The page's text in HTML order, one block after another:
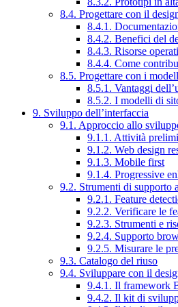
8.4. Progettare con il
8.4.1.
8.4.2. Benefici del
8.4.3. Risorse
8.4.4. Come
8.5. Progettare con i
8.5.1. Vantaggi
8.5.2. I modelli di
9. Sviluppo dell’interfaccia
9.1. Approccio allo
9.1.1. Attività
9.1.2. Web design
9.1.3. Mobile first
9.1.4. Progressive
9.2. Strumenti di supporto
9.2.1. Feature
9.2.2. Verificare le
9.2.3. Strumenti e
9.2.4. Supporto
9.2.5. Misurare le
9.3. Catalogo del riuso
9.4. Sviluppare con il
9.4.1. Il framework
9.4.2. Il kit di